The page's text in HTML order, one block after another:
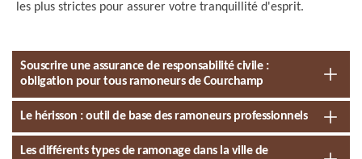
les plus strictes pour assurer votre tranquillité d'esprit.
Souscrire une assurance de responsabilité civile :
obligation pour tous ramoneurs de Courchamp
Le hérisson : outil de base des ramoneurs professionnels
Les différents types de ramonage dans la ville de